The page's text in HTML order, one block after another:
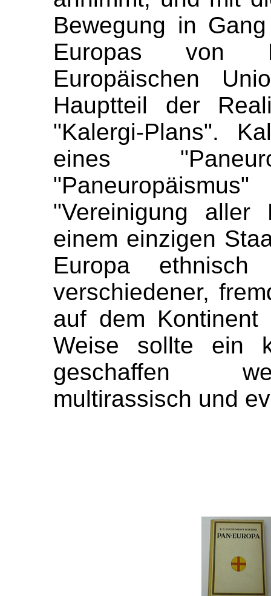
Bewegung in
Europas von
Europäischen
Hauptteil der
"Kalergi-Plans".
eines
"Vereinigung aller
einem einzigen
Europa
verschiedener,
auf dem
Weise sollte ein
geschaffen
multirassisch und